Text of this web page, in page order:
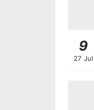
9
27 Jul